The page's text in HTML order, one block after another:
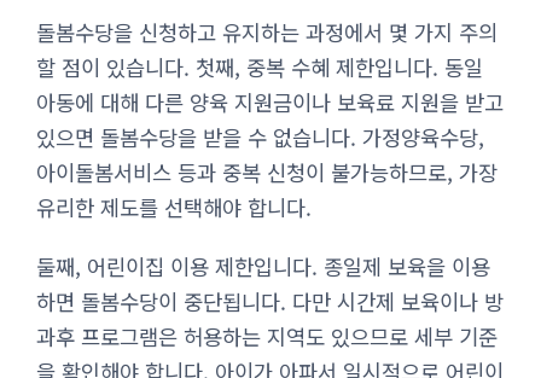
돌봄수당을 신청하고 유지하는 과정에서 몇 가지 주의
할 점이 있습니다. 첫째, 중복 수혜 제한입니다. 동일
아동에 대해 다른 양육 지원금이나 보육료 지원을 받고
있으면 돌봄수당을 받을 수 없습니다. 가정양육수당,
아이돌봄서비스 등과 중복 신청이 불가능하므로, 가장
유리한 제도를 선택해야 합니다.
둘째, 어린이집 이용 제한입니다. 종일제 보육을 이용
하면 돌봄수당이 중단됩니다. 다만 시간제 보육이나 방
과후 프로그램은 허용하는 지역도 있으므로 세부 기준
을 확인해야 합니다. 아이가 아파서 일시적으로 어린이